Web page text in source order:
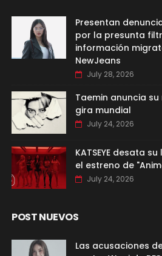
Presentan
por la presunta
información
NewJeans
July 28, 2026
Taemin anuncia
gira mundial
July 24, 2026
KATSEYE desata
el estreno de
July 24, 2026
POST NUEVOS
Las acusaciones